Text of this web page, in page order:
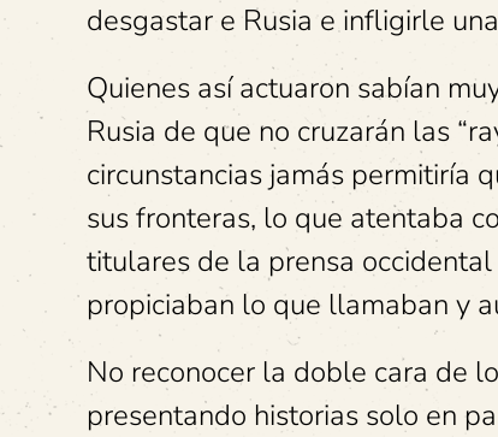
desgastar e Rusia e infligirle
Quienes así actuaron sabían
Rusia de que no cruzarán las
circunstancias jamás permitiría
sus fronteras, lo que atentaba
titulares de la prensa
propiciaban lo que llamaban y
No reconocer la doble cara de
presentando historias solo en